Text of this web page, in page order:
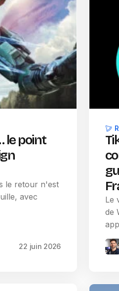
le point
le retour n'est
avec
22 juin 2026
Le
de